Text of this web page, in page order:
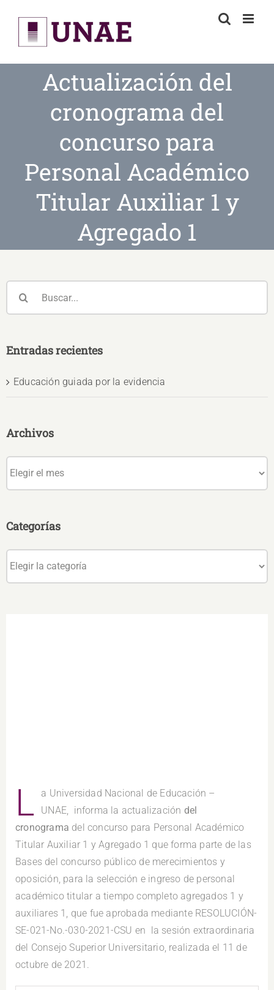
content
Actualización del
cronograma del
concurso para
Personal Académico
Titular Auxiliar 1 y
Agregado 1
L
a Universidad Nacional de Educación –
UNAE, informa la actualización del
cronograma del concurso para Personal Académico
Titular Auxiliar 1 y Agregado 1 que forma parte de las
Bases del concurso público de merecimientos y
oposición, para la selección e ingreso de personal
académico titular a tiempo completo agregados 1 y
auxiliares 1, que fue aprobada mediante RESOLUCIÓN-
SE-021-No.-030-2021-CSU en la sesión extraordinaria
del Consejo Superior Universitario, realizada el 11 de
octubre de 2021.
Entradas recientes
Educación guiada por la evidencia
Archivos
Categorías